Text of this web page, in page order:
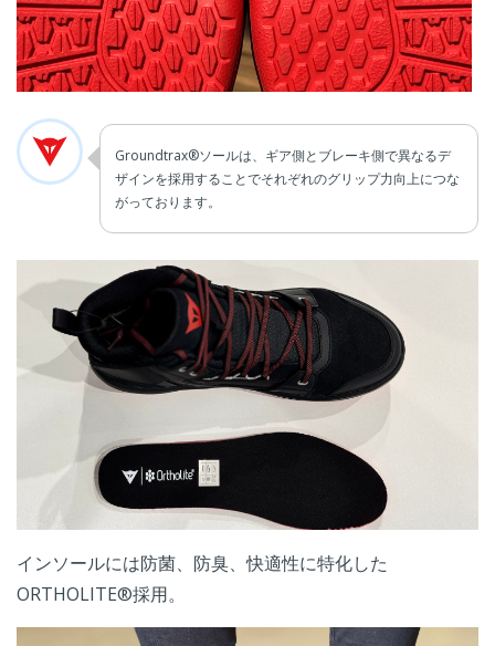
Groundtrax®ソールは、ギア側とブレーキ側で異なるデ
ザインを採用することでそれぞれのグリップ力向上につな
がっております。
インソールには防菌、防臭、快適性に特化した
ORTHOLITE®採用。